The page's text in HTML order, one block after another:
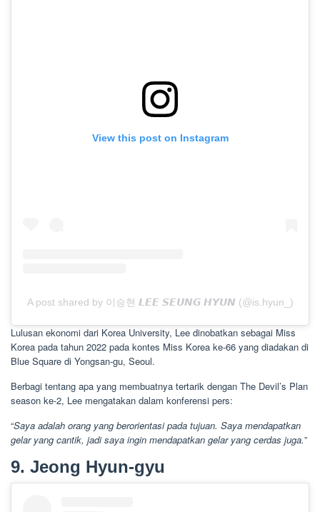
View this post on Instagram
A post shared by 이승현 𝙇𝙀𝙀 𝙎𝙀𝙐𝙉𝙂 𝙃𝙔𝙐𝙉 (@is.hyun_)
Lulusan ekonomi dari Korea University, Lee dinobatkan sebagai Miss
Korea pada tahun 2022 pada kontes Miss Korea ke-66 yang diadakan di
Blue Square di Yongsan-gu, Seoul.
Berbagi tentang apa yang membuatnya tertarik dengan The Devil’s Plan
season ke-2, Lee mengatakan dalam konferensi pers:
“Saya adalah orang yang berorientasi pada tujuan. Saya mendapatkan
gelar yang cantik, jadi saya ingin mendapatkan gelar yang cerdas juga.”
9. Jeong Hyun-gyu